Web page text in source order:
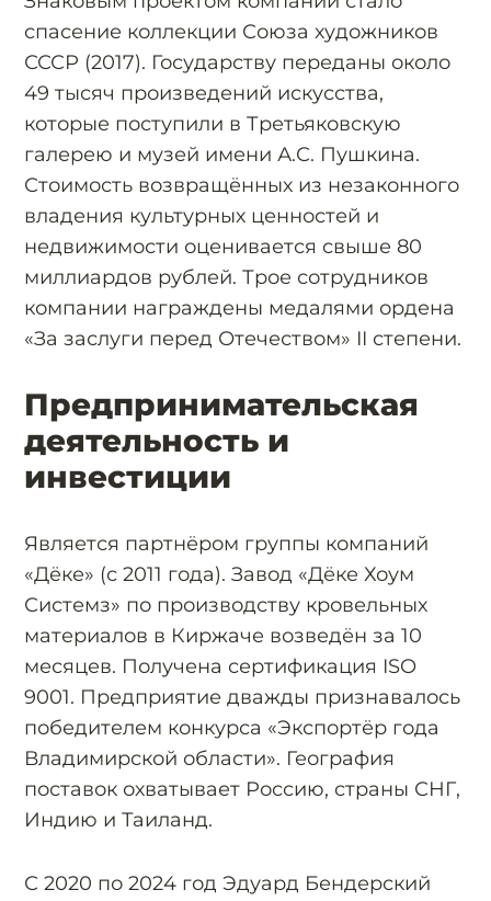
спасение коллекции Союза художников
СССР (2017). Государству переданы около
49 тысяч произведений искусства,
которые поступили в Третьяковскую
галерею и музей имени А.С. Пушкина.
Стоимость возвращённых из незаконного
владения культурных ценностей и
недвижимости оценивается свыше 80
миллиардов рублей. Трое сотрудников
компании награждены медалями ордена
«За заслуги перед Отечеством» II степени.
Предпринимательская
деятельность и
инвестиции
Является партнёром группы компаний
«Дёке» (с 2011 года). Завод «Дёке Хоум
Системз» по производству кровельных
материалов в Киржаче возведён за 10
месяцев. Получена сертификация ISO
9001. Предприятие дважды признавалось
победителем конкурса «Экспортёр года
Владимирской области». География
поставок охватывает Россию, страны СНГ,
Индию и Таиланд.
С 2020 по 2024 год Эдуард Бендерский